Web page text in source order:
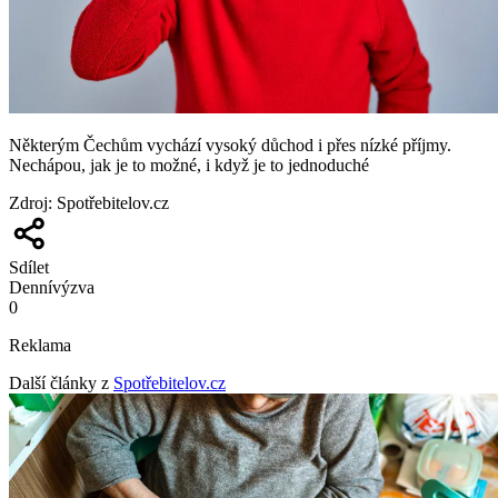
Některým Čechům vychází vysoký důchod i přes nízké příjmy.
Nechápou, jak je to možné, i když je to jednoduché
Zdroj: Spotřebitelov.cz
Sdílet
Dennívýzva
0
Reklama
Další články z Spotřebitelov.cz